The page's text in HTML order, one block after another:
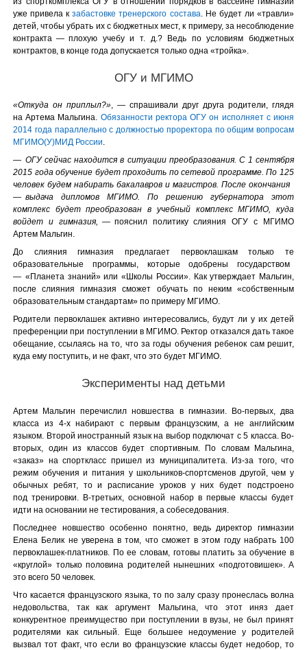
уже привела кзабастовке тренерского состава . Не будет ли «травли»
детей, чтобы убрать их с бюджетных мест, к примеру, за несоблюдение
контракта — плохую учебу и т. д.? Ведь по условиям бюджетных
контрактов, в конце года допускается только одна «тройка».
ОГУ и МГИМО
«Откуда он приплыл?», — спрашивали друг друга родители, глядя
на Артема Мальгина. Обязанности ректора ОГУ он исполняет с июня
2014 года параллельно с должностью проректора по общим вопросам
МГИМО(У)МИД России.
— ОГУ сейчас находится в ситуации преобразования. С 1 сентября
2015 года обучение будет проходить по сетевой программе. По 125
человек будем набирать бакалавров и магистров. После окончания
— выдача дипломов МГИМО. По решению губернатора этот
комплекс будет преобразован в учебный комплекс МГИМО, куда
войдет и гимназия, — пояснил политику слияния ОГУ с МГИМО
Артем Мальгин.
До слияния гимназия предлагает первоклашкам только те
образовательные программы, которые одобрены государством
— «Планета знаний» или «Школы России». Как утверждает Мальгин,
после слияния гимназия сможет обучать по неким «собственным
образовательным стандартам» по примеру МГИМО.
Родители первоклашек активно интересовались, будут ли у их детей
преференции при поступлении в МГИМО. Ректор отказался дать такое
обещание, ссылаясь на то, что за годы обучения ребенок сам решит,
куда ему поступить, и не факт, что это будет МГИМО.
Эксперименты над детьми
Артем Мальгин перечислил новшества в гимназии. Во-первых, два
класса из 4-х набирают с первым французским, а не английским
языком. Второй иностранный язык на выбор подключат с 5 класса. Во-
вторых, один из классов будет спортивным. По словам Мальгина,
«заказ» на спорткласс пришел из муниципалитета. Из-за того, что
режим обучения и питания у школьников-спортсменов другой, чем у
обычных ребят, то и расписание уроков у них будет подстроено
под тренировки. В-третьих, основной набор в первые классы будет
идти на основании не тестирования, а собеседования.
Последнее новшество особенно понятно, ведь директор гимназии
Елена Белик не уверена в том, что сможет в этом году набрать 100
первоклашек-платников. По ее словам, готовы платить за обучение в
«круглой» только половина родителей нынешних «подготовишек». А
это всего 50 человек.
Что касается французского языка, то по залу сразу пронеслась волна
недовольства, так как аргумент Мальгина, что этот иняз дает
конкурентное преимущество при поступлении в вузы, не был принят
родителями как сильный. Еще большее недоумение у родителей
вызвал тот факт, что если во французские классы будет недобор, то